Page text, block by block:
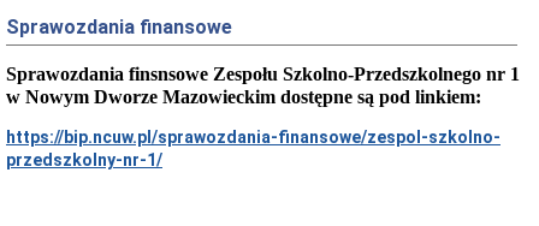
organizacyjny
działalności
Status
Finanse
Sprawozdania finansowe
Sprawozdania finsnsowe Zespołu Szkolno-Przedszkolnego nr 1
w Nowym Dworze Mazowieckim dostępne są pod linkiem:
https://bip.ncuw.pl/sprawozdania-finansowe/zespol-szkolno-
przedszkolny-nr-1/